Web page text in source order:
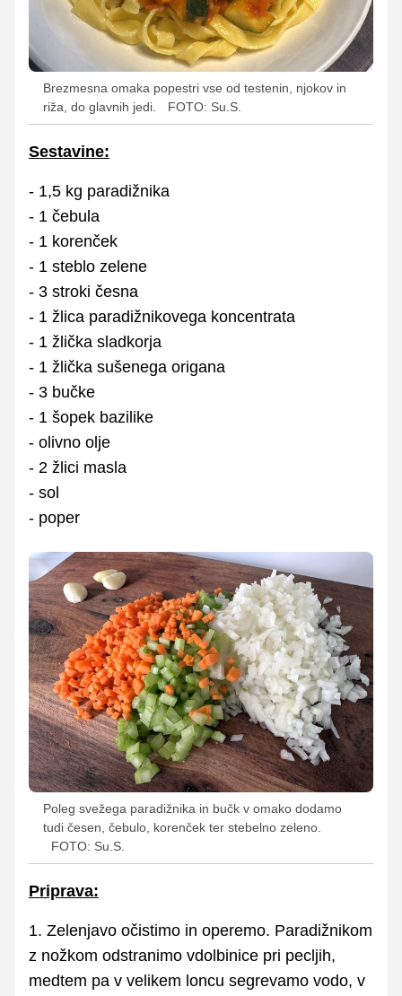
Brezmesna omaka popestri vse od testenin, njokov in
riža, do glavnih jedi.
FOTO: Su.S.
Sestavine:
- 1,5 kg paradižnika
- 1 čebula
- 1 korenček
- 1 steblo zelene
- 3 stroki česna
- 1 žlica paradižnikovega koncentrata
- 1 žlička sladkorja
- 1 žlička sušenega origana
- 3 bučke
- 1 šopek bazilike
- olivno olje
- 2 žlici masla
- sol
- poper
Poleg svežega paradižnika in bučk v omako dodamo
tudi česen, čebulo, korenček ter stebelno zeleno.
FOTO: Su.S.
Priprava:
1. Zelenjavo očistimo in operemo. Paradižnikom
z nožkom odstranimo vdolbinice pri pecljih,
medtem pa v velikem loncu segrevamo vodo, v